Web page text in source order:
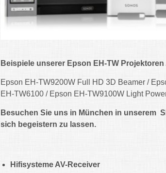
Beispiele unserer Epson EH-TW Projektoren
Epson EH-TW9200W Full HD 3D Beamer /
EH-TW6100 / Epson EH-TW9100W Light
Besuchen Sie uns in München in unserem
sich begeistern zu lassen.
Hifisysteme AV-Receiver